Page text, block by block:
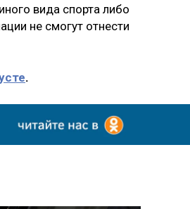
вида спорта либо
не смогут отнести
.